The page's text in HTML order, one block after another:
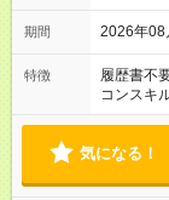
期間 2026年
特徴 履歴書不
コンスキ
気になる！